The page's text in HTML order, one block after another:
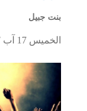
بنت جبيل
الخميس 17 آب 2017